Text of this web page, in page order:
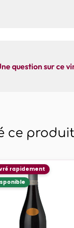
question sur ce
ce